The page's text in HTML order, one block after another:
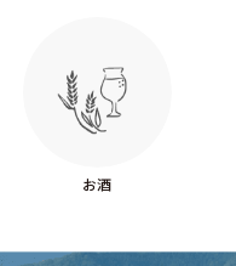
お酒